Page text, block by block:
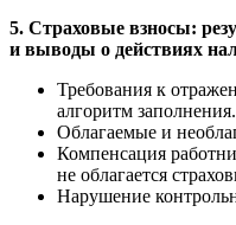
5. Страховые взносы:
и выводы о действиях
Требования к
алгоритм заполнения.
Облагаемые и
Компенсация
не облагается
Нарушение